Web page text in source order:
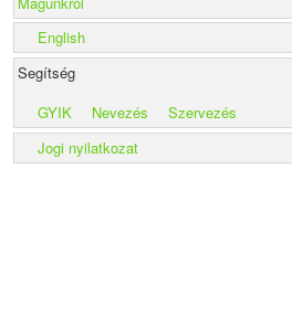
English
Segítség
GYIK
Nevezés
Szervezés
Jogi nyilatkozat